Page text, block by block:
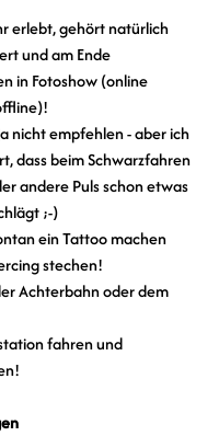
erlebt, gehört natürlich
und am Ende
in Fotoshow (online
nicht empfehlen - aber ich
dass beim Schwarzfahren
andere Puls schon etwas
;-)
ein Tattoo machen
stechen!
Achterbahn oder dem
fahren und